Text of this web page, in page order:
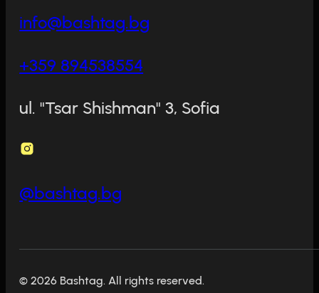
info@bashtag.bg
+359 894538554
ul. "Tsar Shishman" 3, Sofia
@bashtag.bg
© 2026 Bashtag. All rights reserved.